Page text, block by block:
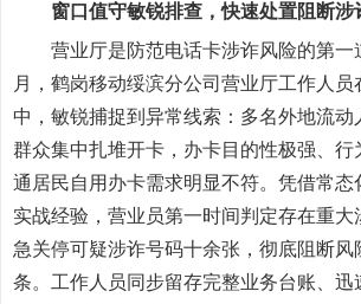
窗口值守敏锐排查，快速处置阻断涉
营业厅是防范电话卡涉诈风险的第一
月，鹤岗移动绥滨分公司营业厅工作人员
中，敏锐捕捉到异常线索：多名外地流动
群众集中扎堆开卡，办卡目的性极强、行
通居民自用办卡需求明显不符。凭借常态
实战经验，营业员第一时间判定存在重大
急关停可疑涉诈号码十余张，彻底阻断风
条。工作人员同步留存完整业务台账、迅